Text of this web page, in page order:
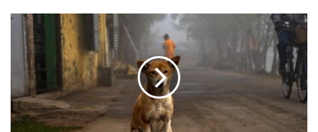
m
u
e
g
P
s
s
i